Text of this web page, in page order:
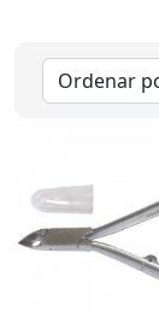
Marcas
Savaii(2)